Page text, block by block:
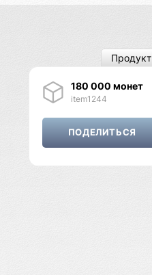
180 000 монет
item1244
Продукт